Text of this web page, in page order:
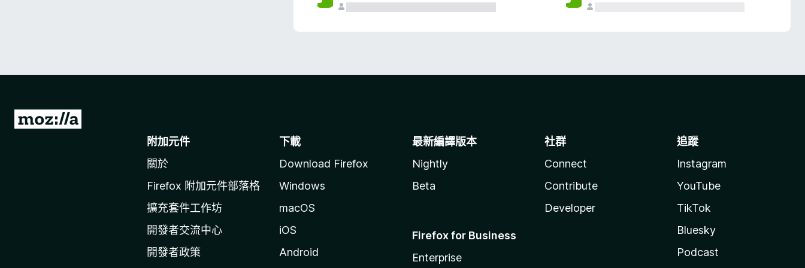
前
附加元件
關於
Firefox 附加元件部落格
擴充套件工作坊
開發者交流中心
開發者政策
下載
Download Firefox
Windows
macOS
iOS
Android
最新編譯版本
Nightly
Beta
Firefox for Business
Enterprise
社群
Connect
Contribute
Developer
追蹤
Instagram
YouTube
TikTok
Bluesky
Podcast